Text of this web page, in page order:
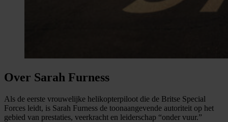
Over Sarah Furness
Als de eerste vrouwelijke helikopterpiloot die de Britse Special
Forces leidt, is Sarah Furness de toonaangevende autoriteit op het
gebied van prestaties, veerkracht en leiderschap “onder vuur.”